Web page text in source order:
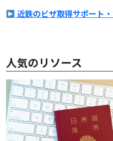
近鉄のビザ取得サポート
人気のリソース